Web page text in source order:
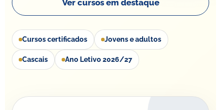
Ver cursos em destaque
Cursos certificados Jovens e adultos
Cascais Ano Letivo 2026/27